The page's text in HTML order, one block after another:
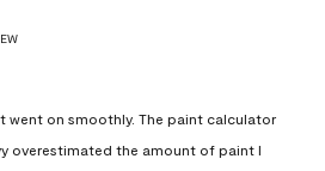
went on smoothly. The paint calculator
overestimated the amount of paint I